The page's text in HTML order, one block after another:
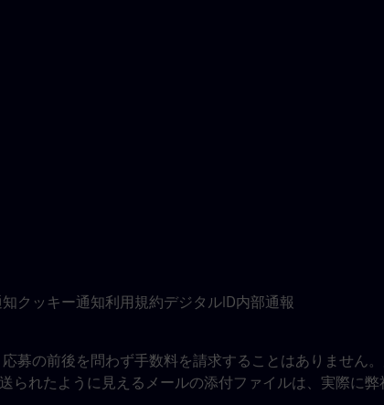
クッキー通知利用規約デジタルID内部通報
募の前後を問わず手数料を請求することはありません
られたように見えるメールの添付ファイルは、実際に